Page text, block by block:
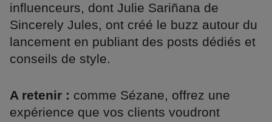
influenceurs, dont Julie Sariñana de
Sincerely Jules, ont créé le buzz autour du
lancement en publiant des posts dédiés et
conseils de style.
A retenir : comme Sézane, offrez une
expérience que vos clients voudront